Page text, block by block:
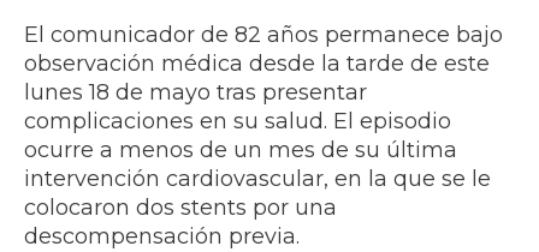
El comunicador de 82 años permanece bajo
observación médica desde la tarde de este
lunes 18 de mayo tras presentar
complicaciones en su salud. El episodio
ocurre a menos de un mes de su última
intervención cardiovascular, en la que se le
colocaron dos stents por una
descompensación previa.